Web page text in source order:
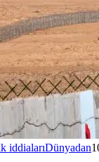
iddialarıDünyadan